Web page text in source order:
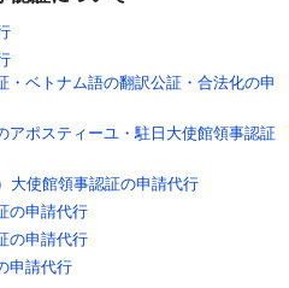
・ベトナム語の翻訳公証・合法化の申
アポスティーユ・駐日大使館領事認証
大使館領事認証の申請代行
の申請代行
の申請代行
申請代行